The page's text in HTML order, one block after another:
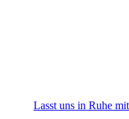
Lasst uns in Ruhe